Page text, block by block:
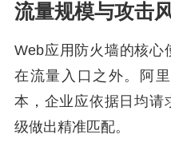
流量规模与攻击
Web应用防火墙的核心
在流量入口之外。阿
本，企业应依据日均请
级做出精准匹配。